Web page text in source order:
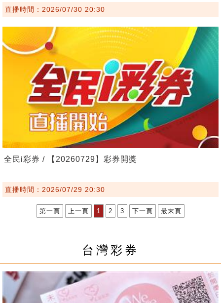
直播時間：2026/07/30 20:30
全民i彩券 / 【20260729】彩券開獎
直播時間：2026/07/29 20:30
第一頁 上一頁 1 2 3 下一頁 最末頁
台灣彩券